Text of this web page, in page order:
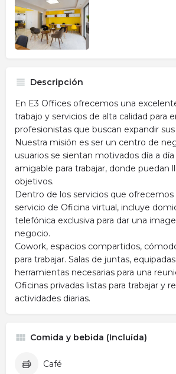
Descripción
En E3 Offices ofrecemos una
trabajo y servicios de alta calidad para
profesionistas que buscan expandir
Nuestra misión es ser un centro de
usuarios se sientan motivados día a
amigable para trabajar, donde puedan
objetivos.
Dentro de los servicios que
servicio de Oficina virtual, incluye
telefónica exclusiva para dar una
negocio.
Cowork, espacios compartidos,
para trabajar. Salas de juntas,
herramientas necesarias para una
Oficinas privadas listas para trabajar y
actividades diarias.
Comida y bebida (Incluída)
Café